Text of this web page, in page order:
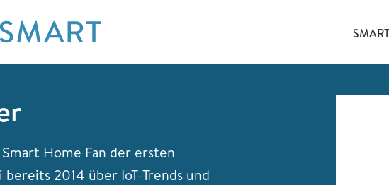
Home Fan der ersten
bereits 2014 über IoT-Trends und